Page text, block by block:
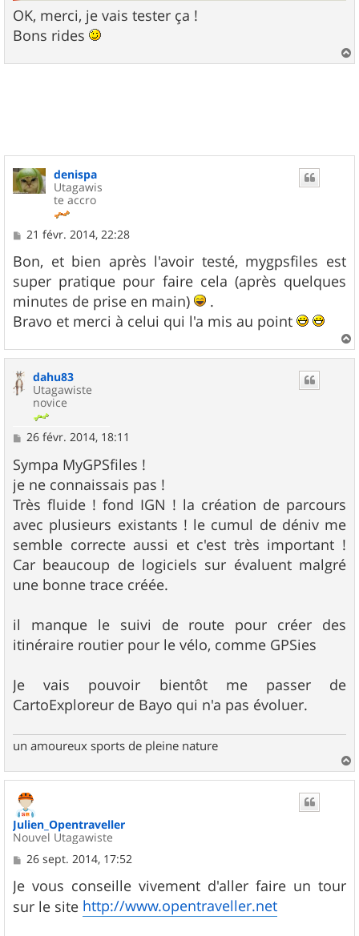
OK, merci, je vais tester ça !
Bons rides
a
denispa
Utagawis
te accro
M
s
s
a
g
e
21 févr. 2014, 22:28
Bon, et bien après l'avoir testé, mygpsfiles est
super pratique pour faire cela (après quelques
minutes de prise en main)
.
Bravo et merci à celui qui l'a mis au point
a
dahu83
Utagawiste
novice
M
s
s
a
g
e
26 févr. 2014, 18:11
Sympa MyGPSfiles !
je ne connaissais pas !
Très fluide ! fond IGN ! la création de parcours
avec plusieurs existants ! le cumul de déniv me
semble correcte aussi et c'est très important !
Car beaucoup de logiciels sur évaluent malgré
une bonne trace créée.
il manque le suivi de route pour créer des
itinéraire routier pour le vélo, comme GPSies
Je vais pouvoir bientôt me passer de
CartoExploreur de Bayo qui n'a pas évoluer.
un amoureux sports de pleine nature
a
Julien_Opentraveller
Nouvel Utagawiste
M
s
s
a
26 sept. 2014, 17:52
Je vous conseille vivement d'aller faire un tour
sur le site http://www.opentraveller.net